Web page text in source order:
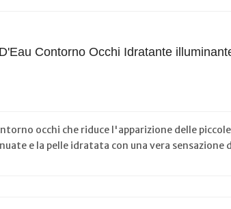
Contorno Occhi Idratante
occhi che riduce l'apparizione delle
e la pelle idratata con una vera sensazione